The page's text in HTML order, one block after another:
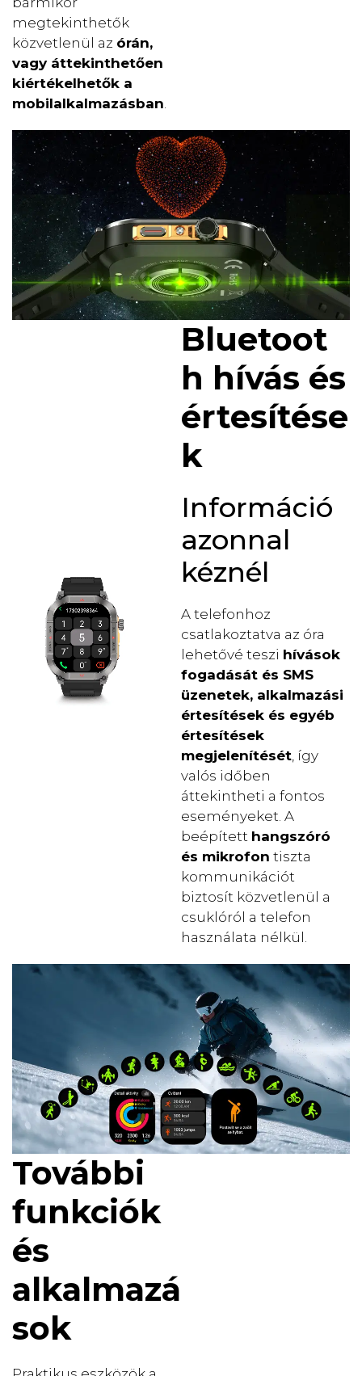
megtekinthetők
közvetlenül az órán,
vagy áttekinthetően
kiértékelhetők a
mobilalkalmazásban
Bluetoot
h hívás és
értesítése
k
Információ
azonnal
kéznél
A telefonhoz
csatlakoztatva az óra
lehetővé teszi hívások
fogadását és SMS
üzenetek, alkalmazási
értesítések és egyéb
értesítések
megjelenítését , így
valós időben
áttekintheti a fontos
eseményeket. A
beépített hangszóró
és mikrofon tiszta
kommunikációt
biztosít közvetlenül a
csuklóról a telefon
használata nélkül.
További
funkciók
és
alkalmazá
sok